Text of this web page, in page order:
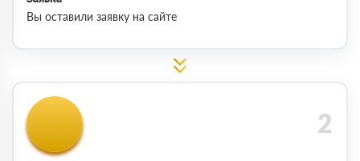
Вы оставили заявку на сайте